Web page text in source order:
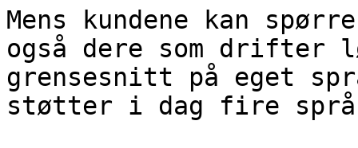
Mens kundene kan
også dere som drifter
grensesnitt på eget
støtter i dag fire